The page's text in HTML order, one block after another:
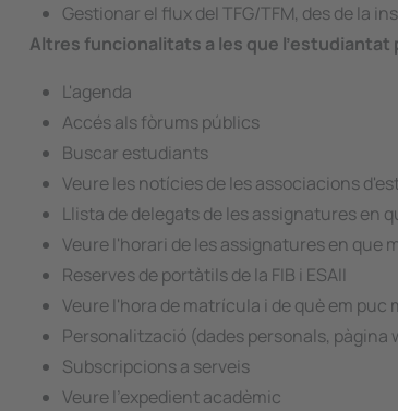
Gestionar el flux del TFG/TFM, des de la
Altres funcionalitats a les que l'estudiantat
L'agenda
Accés als fòrums públics
Buscar estudiants
Veure les notícies de les associacions
Llista de delegats de les assignatures en
Veure l'horari de les assignatures en que
Reserves de portàtils de la FIB i ESAII
Veure l'hora de matrícula i de què em
Personalització (dades personals,
Subscripcions a serveis
Veure l'expedient acadèmic